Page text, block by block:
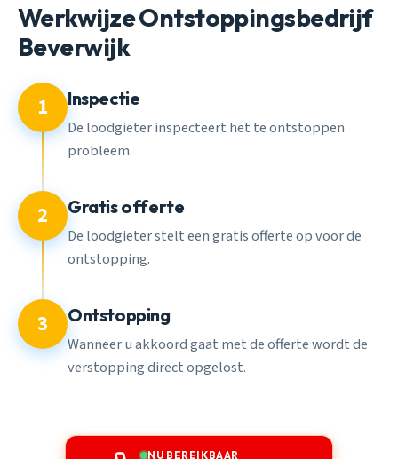
Werkwijze Ontstoppingsbedrijf
Beverwijk
1 Inspectie
De loodgieter inspecteert het te ontstoppen
probleem.
2 Gratis offerte
De loodgieter stelt een gratis offerte op voor de
ontstopping.
3 Ontstopping
Wanneer u akkoord gaat met de offerte wordt de
verstopping direct opgelost.
NU BEREIKBAAR